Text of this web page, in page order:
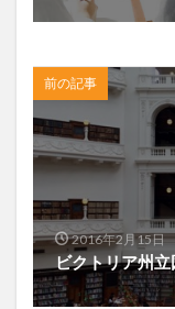
前の記事
2016年2月15日
ビクトリア州立